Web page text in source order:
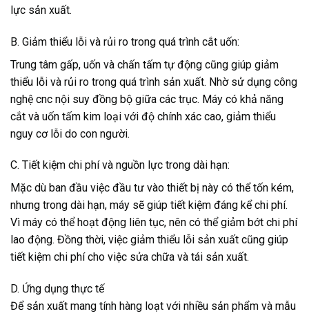
lực sản xuất.
B. Giảm thiểu lỗi và rủi ro trong quá trình cắt uốn:
Trung tâm gấp, uốn và chấn tấm tự động cũng giúp giảm
thiểu lỗi và rủi ro trong quá trình sản xuất. Nhờ sử dụng công
nghệ cnc nội suy đồng bộ giữa các trục. Máy có khả năng
cắt và uốn tấm kim loại với độ chính xác cao, giảm thiểu
nguy cơ lỗi do con người.
C. Tiết kiệm chi phí và nguồn lực trong dài hạn:
Mặc dù ban đầu việc đầu tư vào thiết bị này có thể tốn kém,
nhưng trong dài hạn, máy sẽ giúp tiết kiệm đáng kể chi phí.
Vì máy có thể hoạt động liên tục, nên có thể giảm bớt chi phí
lao động. Đồng thời, việc giảm thiểu lỗi sản xuất cũng giúp
tiết kiệm chi phí cho việc sửa chữa và tái sản xuất.
D. Ứng dụng thực tế
Để sản xuất mang tính hàng loạt với nhiều sản phẩm và mẫu